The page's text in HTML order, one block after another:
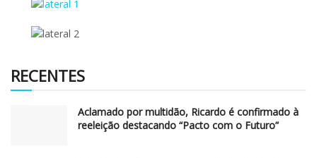
RECENTES
Aclamado por multidão, Ricardo é confirmado à
reeleição destacando “Pacto com o Futuro”